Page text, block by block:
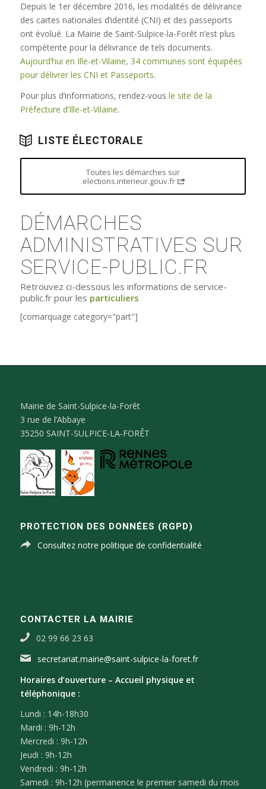
Depuis le 1er décembre 2016, les modalités de délivrance
des cartes nationales d’identité (CNI) et des passeports
ont évolué. La Mairie de Saint-Sulpice-la-Forêt n’est plus
compétente pour la délivrance de tels documents.
Aujourd’hui en Ille-et-Vilaine, 34 communes sont équipées
pour délivrer les CNI et Passeports.
Pour plus d’informations, rendez-vous le site de la
Préfecture d’Ille-et-Vilaine.
LISTE ÉLECTORALE
Toutes les démarches sur
elections.interieur.gouv.fr
DÉMARCHES
ADMINISTRATIVES SUR
SERVICE-PUBLIC.FR
Retrouvez ci-dessous les informations de service-
public.fr pour les particuliers
[comarquage category="part"]
Mairie de Saint-Sulpice-la-Forêt
3 rue de l’Abbaye
35250 SAINT-SULPICE-LA-FORÊT
PROTECTION DES DONNÉES (RGPD)
Consultez notre politique de confidentialité
CONTACTER LA MAIRIE
02 99 66 23 63
secretariat.mairie@saint-sulpice-la-foret.fr
Horaires d’ouverture – Accueil physique et
téléphonique :
Lundi : 14h-18h30
Mardi : 9h-12h
Mercredi : 9h-12h
Jeudi : 9h-12h
Vendredi : 9h-12h
Samedi : 9h-12h (permanence le premier samedi du mois